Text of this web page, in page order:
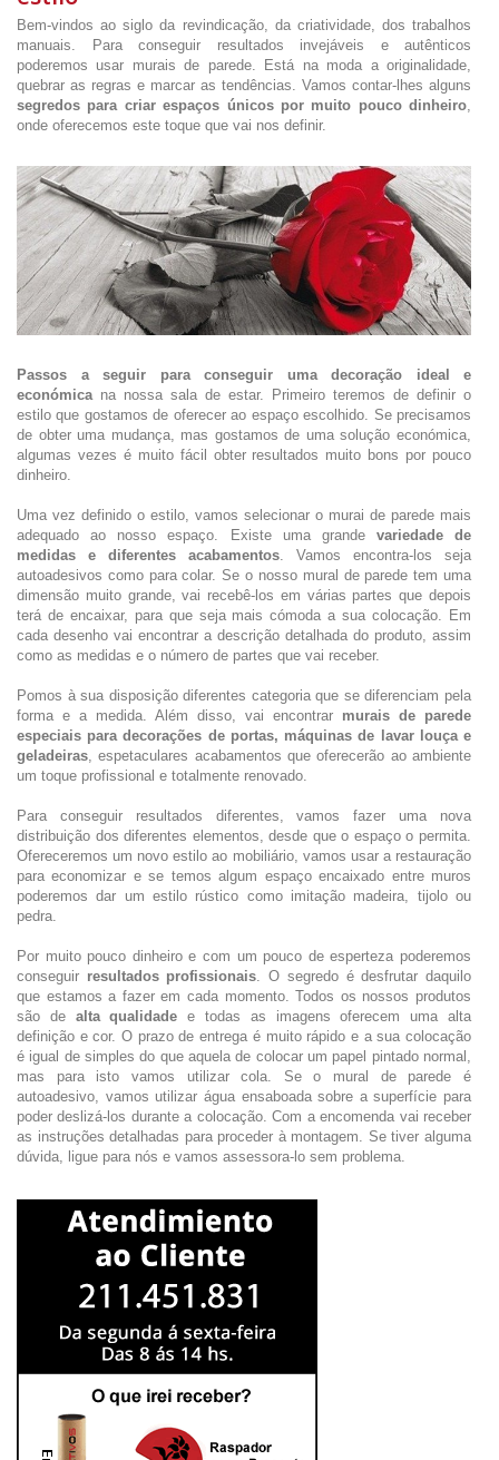
Bem-vindos ao siglo da revindicação, da criatividade, dos trabalhos
manuais. Para conseguir resultados invejáveis e autênticos
poderemos usar murais de parede. Está na moda a originalidade,
quebrar as regras e marcar as tendências. Vamos contar-lhes alguns
segredos para criar espaços únicos por muito pouco dinheiro,
onde oferecemos este toque que vai nos definir.
Passos a seguir para conseguir uma decoração ideal e
económica na nossa sala de estar. Primeiro teremos de definir o
estilo que gostamos de oferecer ao espaço escolhido. Se precisamos
de obter uma mudança, mas gostamos de uma solução económica,
algumas vezes é muito fácil obter resultados muito bons por pouco
dinheiro.
Uma vez definido o estilo, vamos selecionar o murai de parede mais
adequado ao nosso espaço. Existe uma grande variedade de
medidas e diferentes acabamentos . Vamos encontra-los seja
autoadesivos como para colar. Se o nosso mural de parede tem uma
dimensão muito grande, vai recebê-los em várias partes que depois
terá de encaixar, para que seja mais cómoda a sua colocação. Em
cada desenho vai encontrar a descrição detalhada do produto, assim
como as medidas e o número de partes que vai receber.
Pomos à sua disposição diferentes categoria que se diferenciam pela
forma e a medida. Além disso, vai encontrar murais de parede
especiais para decorações de portas, máquinas de lavar louça e
geladeiras , espetaculares acabamentos que oferecerão ao ambiente
um toque profissional e totalmente renovado.
Para conseguir resultados diferentes, vamos fazer uma nova
distribuição dos diferentes elementos, desde que o espaço o permita.
Ofereceremos um novo estilo ao mobiliário, vamos usar a restauração
para economizar e se temos algum espaço encaixado entre muros
poderemos dar um estilo rústico como imitação madeira, tijolo ou
pedra.
Por muito pouco dinheiro e com um pouco de esperteza poderemos
conseguir resultados profissionais . O segredo é desfrutar daquilo
que estamos a fazer em cada momento. Todos os nossos produtos
são de alta qualidade e todas as imagens oferecem uma alta
definição e cor. O prazo de entrega é muito rápido e a sua colocação
é igual de simples do que aquela de colocar um papel pintado normal,
mas para isto vamos utilizar cola. Se o mural de parede é
autoadesivo, vamos utilizar água ensaboada sobre a superfície para
poder deslizá-los durante a colocação. Com a encomenda vai receber
as instruções detalhadas para proceder à montagem. Se tiver alguma
dúvida, ligue para nós e vamos assessora-lo sem problema.